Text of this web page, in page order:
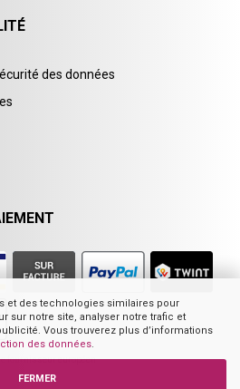
et des technologies similaires pour
sur notre site, analyser notre trafic et
Vous trouverez plus d’informations
des données.
FERMER
des données
fournisseur européen